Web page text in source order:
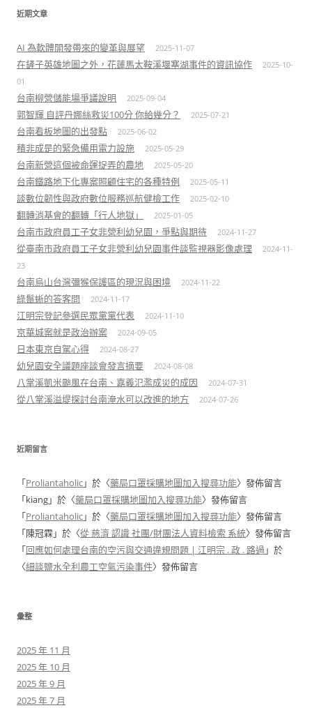
近期文章
AI 為軟體開發帶來的變革與展望 2025-11-07
在鏟子英雄地圖之外，花蓮馬太鞍溪堰塞湖事件的資訊協作
2025-10-
01
台南柳營儲能場爭議說明 2025-09-04
郭智輝 自評丹娜絲救災100分 你給幾分？ 2025-07-21
台南看板地圖的出發點 2025-06-02
積非成是的緊急備用電力設施 2025-05-29
台南新營這個被命運捉弄的農地 2025-05-20
台南鐵路地下化專案照顧住宅的各種特例 2025-05-11
談數位韌性與政府數位服務巡航健檢工作 2025-02-10
翻轉消基會的翻轉「行人地獄」 2025-01-05
台南市政府員工子女非營利幼兒園，爭點與期待 2024-11-27
從臺南市政府員工子女非營利幼兒園事件談監視器影像處理
2024-11-
23
台南烏山台灣彌猴保護區的現況與困境 2024-11-22
綠鬣蜥的答客問 2024-11-17
江明宗登記參選民眾黨黨代表 2024-11-10
京華城案就是政治辦案 2024-09-05
日本東京自駕心得 2024-08-27
幼兒園安全議題座談會發言摘要 2024-08-08
八掌溪凱米颱風在台南、嘉義氾濫成災的成因 2024-07-31
從八掌溪溢堤探討台南淹水可以改進的地方 2024-07-26
近期留言
「Proliantaholic」於〈藥局口罩採購地圖加入搜尋功能〉發佈留言
「kiang」於〈藥局口罩採購地圖加入搜尋功能〉發佈留言
「Proliantaholic」於〈藥局口罩採購地圖加入搜尋功能〉發佈留言
「陳冠霖」於〈從 慈濟 認識 社團/財團法人資料檢索 系統〉發佈留言
「回應如何處理台南的空污與交通違規問題 | 江明宗 . 政 . 路過 」於
〈細談鹽水全利農工空氣污染事件〉發佈留言
彙整
2025 年 11 月
2025 年 10 月
2025 年 9 月
2025 年 7 月